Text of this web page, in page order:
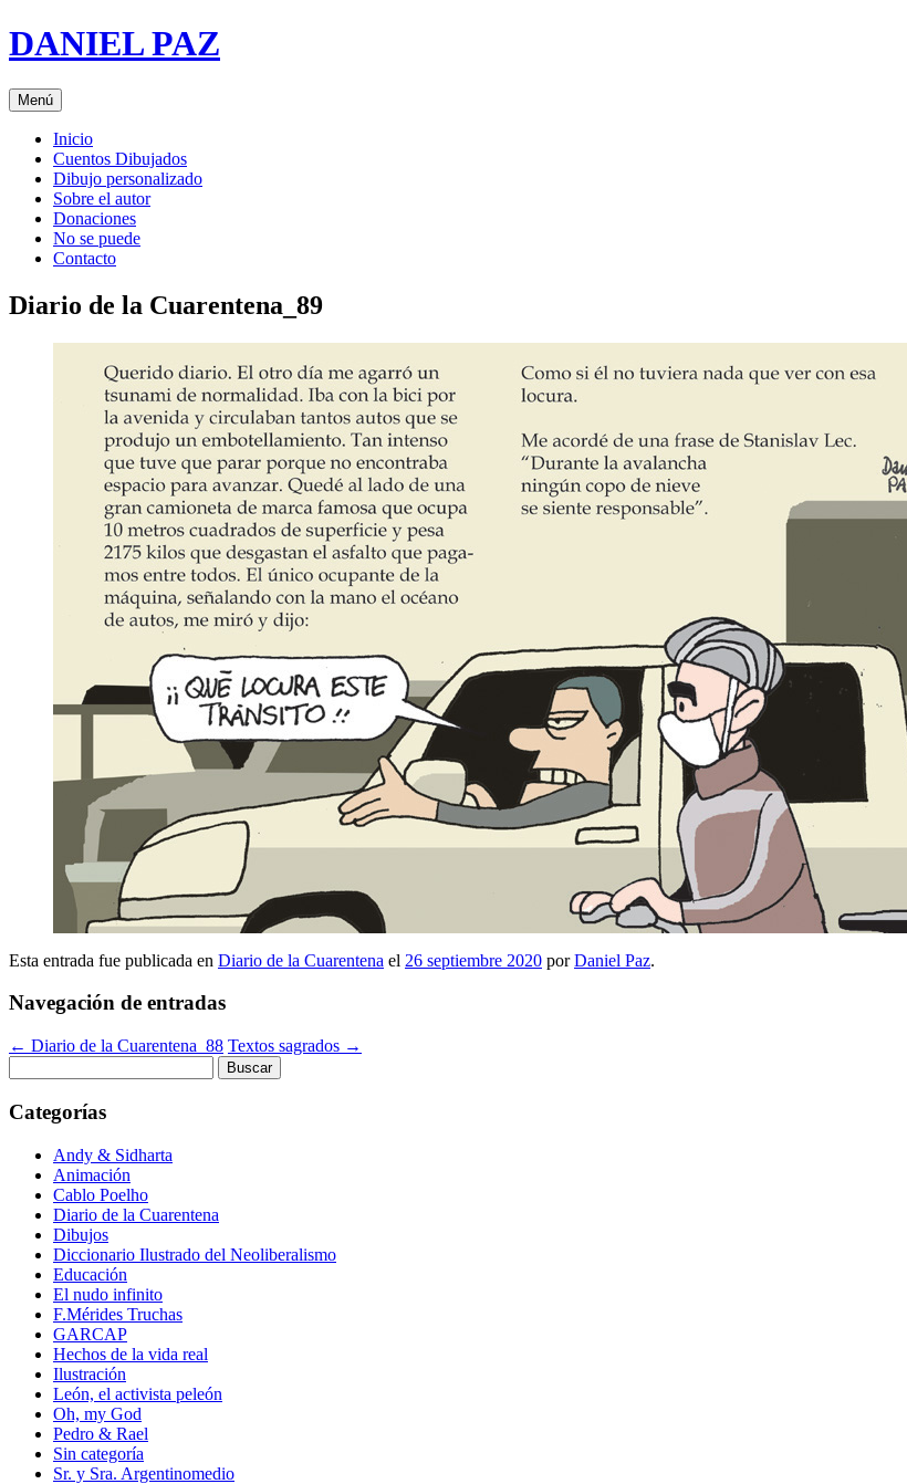
Saltar
al
DANIEL PAZ
Menú
Inicio
Cuentos Dibujados
Dibujo personalizado
Sobre el autor
Donaciones
No se puede
Contacto
Diario de la Cuarentena_89
Esta entrada fue publicada en Diario de la Cuarentena el 26 septiembre 2020 porDaniel Paz.
Navegación de entradas
← Diario de la Cuarentena_88 Textos sagrados →
Categorías
Andy & Sidharta
Animación
Cablo Poelho
Diario de la Cuarentena
Dibujos
Diccionario Ilustrado del Neoliberalismo
Educación
El nudo infinito
F.Mérides Truchas
GARCAP
Hechos de la vida real
Ilustración
León, el activista peleón
Oh, my God
Pedro & Rael
Sin categoría
Sr. y Sra. Argentinomedio